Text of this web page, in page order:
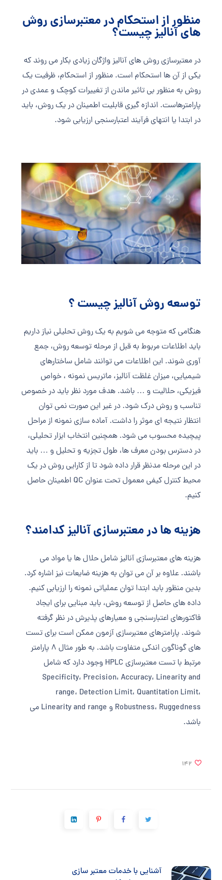
منظور از استحکام در معتبرسازی روش
های آنالیز چیست؟
در معتبرسازی روش های آنالیز واژگان زیادی بکار می روند که
یکی از آن ها استحکام است. منظور از استحکام، ظرفیت یک
روش به منظور بی تاثیر ماندن از تغییرات کوچک و عمدی در
پارامترهاست. اندازه گیری قابلیت اطمینان در یک روش، باید
در ابتدا یا انتهای فرآیند اعتبارسنجی ارزیابی شود.
توسعه روش آنالیز چیست ؟
هنگامی که متوجه می شویم به یک روش تحلیلی نیاز داریم
باید اطلاعات مربوط به قبل از مرحله توسعه روش، جمع
آوری شوند. این اطلاعات می توانند شامل ساختارهای
شیمیایی، میزان غلظت آنالیز، ماتریس نمونه ، خواص
فیزیکی، حلالیت و … باشد. هدف مورد نظر باید در خصوص
تناسب و روش درک شود. در غیر این صورت نمی توان
انتظار نتیجه ای موثر را داشت. آماده سازی نمونه از مراحل
پیچیده محسوب می شود. همچنین انتخاب ابزار تحلیلی،
در دسترس بودن معرف ها، طول تجزیه و تحلیل و … باید
در این مرحله مدنظر قرار داده شود تا از کارایی روش در یک
محیط کنترل کیفی معمول تحت عنوان QC اطمینان حاصل
کنیم.
هزینه ها در معتبرسازی آنالیز کدامند؟
هزینه های معتبرسازی آنالیز شامل حلال ها یا مواد می
باشند. علاوه بر آن می توان به هزینه ضایعات نیز اشاره کرد.
بدین منظور باید ابتدا توان عملیاتی نمونه را ارزیابی کنیم.
داده های حاصل از توسعه روش، باید مبنایی برای ایجاد
فاکتورهای اعتبارسنجی و معیارهای پذیرش در نظر گرفته
شوند. پارامترهای معتبرسازی آزمون ممکن است برای تست
های گوناگون اندکی متفاوت باشد. به طور مثال 8 پارامتر
مرتبط با تست معتبرسازی HPLC وجود دارد که شامل
Specificity، Precision، Accuracy، Linearity and
range، Detection Limit، Quantitation Limit،
Robustness، Ruggedness و Linearity and range می
باشد.
142
آشنایی با خدمات معتبر سازی